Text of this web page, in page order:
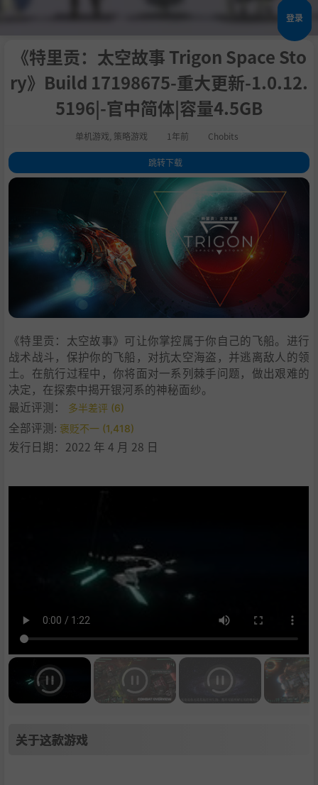
登录
《特里贡：太空故事 Trigon Space Sto
ry》Build 17198675-重大更新-1.0.12.
5196|-官中简体|容量4.5GB
单机游戏 策略游戏 1年前 Chobits
跳转下载
1.关于这款游戏
学习版下载
《特里贡：太空故事》可让你掌控属于你自己的飞船。进行
战术战斗，保护你的飞船，对抗太空海盗，并逃离敌人的领
土。在航行过程中，你将面对一系列棘手问题，做出艰难的
决定，在探索中揭开银河系的神秘面纱。
最近评测：
多半差评 (6)
全部评测: 褒贬不一 (1,418)
发行日期：2022 年 4 月 28 日
关于这款游戏